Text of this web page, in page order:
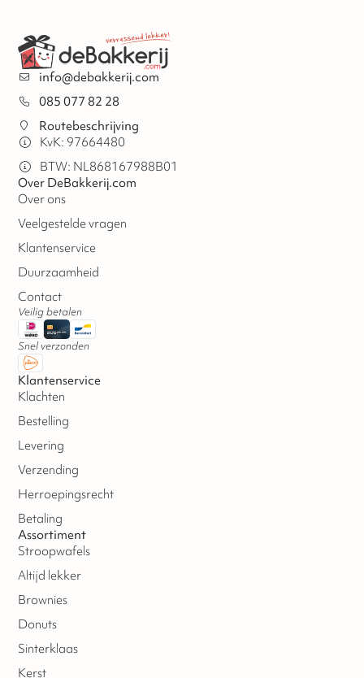
info@debakkerij.com
085 077 82 28
Routebeschrijving
KvK: 97664480
BTW: NL868167988B01
Over DeBakkerij.com
Over ons
Veelgestelde vragen
Klantenservice
Duurzaamheid
Contact
Veilig betalen
Snel verzonden
Klantenservice
Klachten
Bestelling
Levering
Verzending
Herroepingsrecht
Betaling
Assortiment
Stroopwafels
Altijd lekker
Brownies
Donuts
Sinterklaas
Kerst